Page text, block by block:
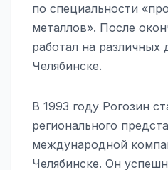
по специальности
металлов». После
работал на различных
Челябинске.
В 1993 году Рогозин
регионального
международной
Челябинске. Он